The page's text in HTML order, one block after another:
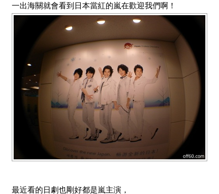
一出海關就會看到日本當紅的嵐在歡迎我們啊！
最近看的日劇也剛好都是嵐主演，